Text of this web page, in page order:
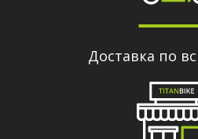
Доставка по